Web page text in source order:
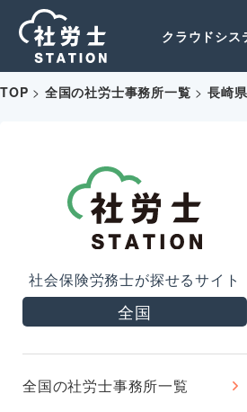
クラウドシス
TOP > 全国の社労士事務所一覧 >長崎県
社会保険労務士が探せるサイト
全国
全国の社労士事務所一覧